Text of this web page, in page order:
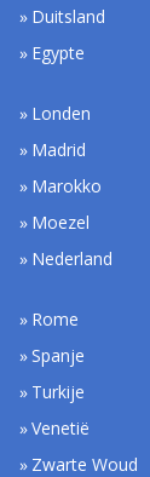
Duitsland
Egypte
Londen
Madrid
Marokko
Moezel
Nederland
Rome
Spanje
Turkije
Venetië
Zwarte Woud